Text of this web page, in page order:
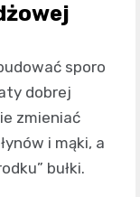
sporo
dobrej
zmieniać
i mąki, a
bułki.